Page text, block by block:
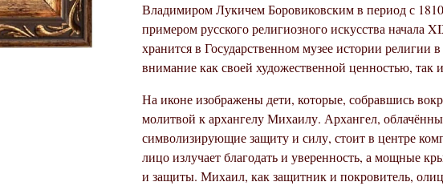
Владимиром Лукичем Боровиковским в период с
примером русского религиозного искусства начала
хранится в Государственном музее истории религии
внимание как своей художественной ценностью,
На иконе изображены дети, которые, собравшись
молитвой к архангелу Михаилу. Архангел,
символизирующие защиту и силу, стоит в центре
лицо излучает благодать и уверенность, а мощные
и защиты. Михаил, как защитник и покровитель,